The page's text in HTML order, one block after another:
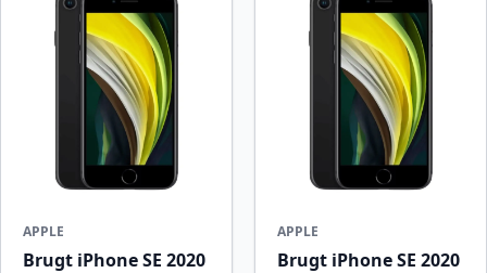
APPLE
Brugt iPhone SE 2020
APPLE
Brugt iPhone SE 2020